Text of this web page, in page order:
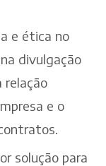
e ética no
divulgação
relação
e o
solução para